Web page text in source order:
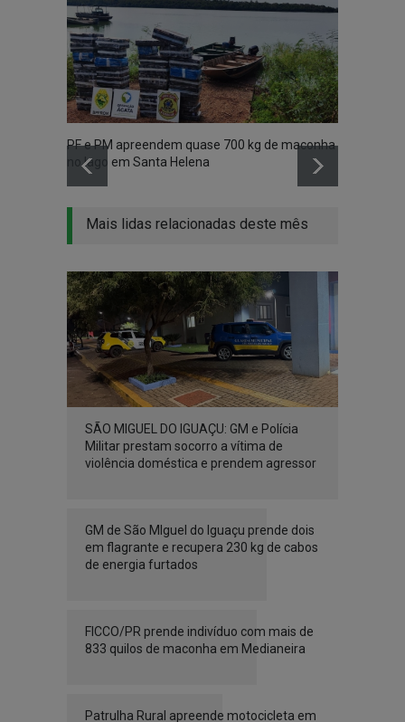
PF e PM apreendem quase 700 kg de maconha
no lago em Santa Helena
Mais lidas relacionadas deste mês
SÃO MIGUEL DO IGUAÇU: GM e Polícia
Militar prestam socorro a vítima de
violência doméstica e prendem agressor
GM de São MIguel do Iguaçu prende dois
em flagrante e recupera 230 kg de cabos
de energia furtados
FICCO/PR prende indivíduo com mais de
833 quilos de maconha em Medianeira
Patrulha Rural apreende motocicleta em